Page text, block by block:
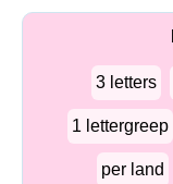
3 letters
1 lettergreep
per land